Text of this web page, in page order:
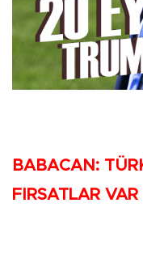
BABACAN:
FIRSATLAR VAR